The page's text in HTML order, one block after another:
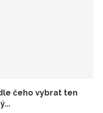
čeho vybrat ten